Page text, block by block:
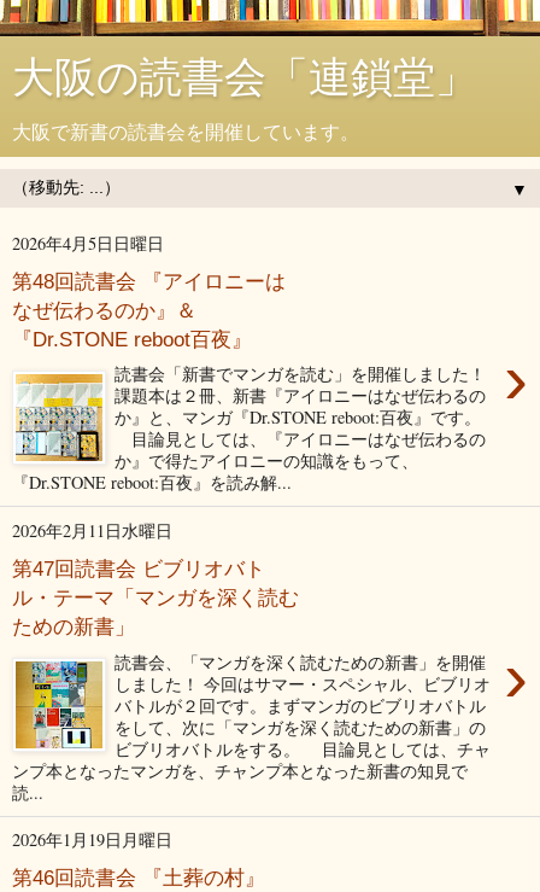
大阪の読書会「連鎖堂」
大阪で新書の読書会を開催しています。
▼
2026年4月5日日曜日
第48回読書会 『アイロニーは
なぜ伝わるのか』＆
『Dr.STONE reboot百夜』
›
読書会「新書でマンガを読む」を開催しました！
課題本は２冊、新書『アイロニーはなぜ伝わるの
か』と、マンガ『Dr.STONE reboot:百夜』です。
目論見としては、『アイロニーはなぜ伝わるの
か』で得たアイロニーの知識をもって、
『Dr.STONE reboot:百夜』を読み解...
2026年2月11日水曜日
第47回読書会 ビブリオバト
ル・テーマ「マンガを深く読む
ための新書」
›
読書会、「マンガを深く読むための新書」を開催
しました！ 今回はサマー・スペシャル、ビブリオ
バトルが２回です。まずマンガのビブリオバトル
をして、次に「マンガを深く読むための新書」の
ビブリオバトルをする。 目論見としては、チャ
ンプ本となったマンガを、チャンプ本となった新書の知見で
読...
2026年1月19日月曜日
第46回読書会 『土葬の村』